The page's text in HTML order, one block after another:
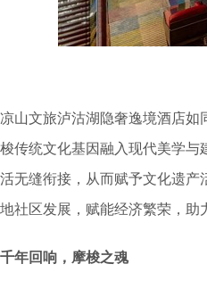
凉山文旅泸沽湖隐奢逸境酒店如
梭传统文化基因融入现代美学与
活无缝衔接，从而赋予文化遗产
地社区发展，赋能经济繁荣，助
千年回响，摩梭之魂